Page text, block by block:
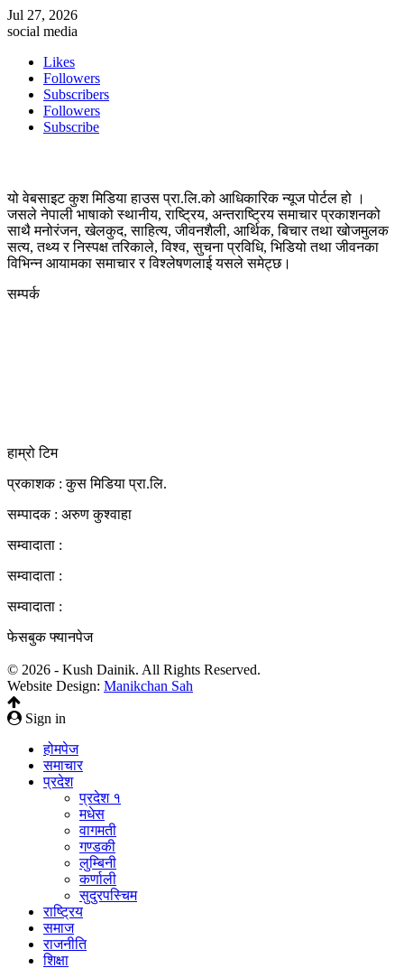
Jul 27, 2026
social media
Likes
Followers
Subscribers
Followers
Subscribe
यो वेबसाइट कुश मिडिया हाउस प्रा.लि.को आधिकारिक न्यूज पोर्टल हो ।
जसले नेपाली भाषाको स्थानीय, राष्ट्रिय, अन्तराष्ट्रिय समाचार प्रकाशनको
साथै मनोरंजन, खेलकुद, साहित्य, जीवनशैली, आर्थिक, बिचार तथा खोजमुलक
सत्य, तथ्य र निस्पक्ष तरिकाले, विश्व, सुचना प्रविधि, भिडियो तथा जीवनका
विभिन्न आयामका समाचार र विश्लेषणलाई यसले समेट्छ।
सम्पर्क
हाम्रो टिम
प्रकाशक : कुस मिडिया प्रा‍.लि.
सम्पादक : अरुण कुश्वाहा
सम्वादाता :
सम्वादाता :
सम्वादाता :
फेसबुक फ्यानपेज
© 2026 - Kush Dainik. All Rights Reserved.
Website Design: Manikchan Sah
Sign in
होमपेज
समाचार
प्रदेश
प्रदेश १
मधेस
वागमती
गण्डकी
लुम्बिनी
कर्णाली
सुदुरपस्चिम
राष्ट्रिय
समाज
राजनीति
शिक्षा